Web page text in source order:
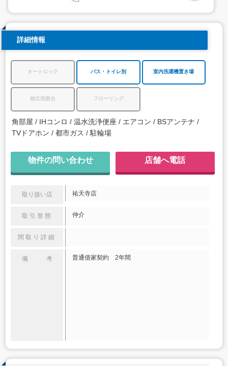
詳細情報
オートロック バス・トイレ別 室内洗濯機置き場
独立洗面台 フローリング
角部屋 IHコンロ 温水洗浄便座 エアコン
BSアンテナ
TVドアホン
都市ガス 駐輪場
物件の問い合わせ 店舗へ電話
取り扱い店 祐天寺店
取引形態 仲介
間取り詳細
備 考 普通借家契約 2年間